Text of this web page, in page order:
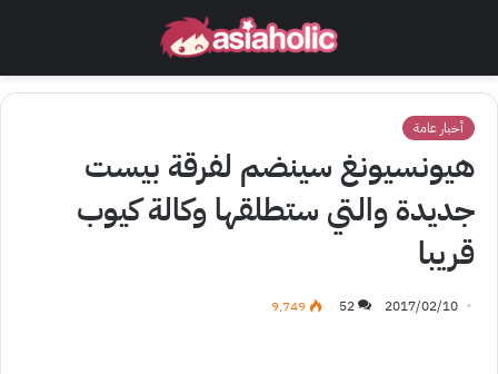
أخبار عامة
هيونسيونغ سينضم لفرقة بيست
جديدة والتي ستطلقها وكالة كيوب
قريبا
2017/02/10
52 9٬749